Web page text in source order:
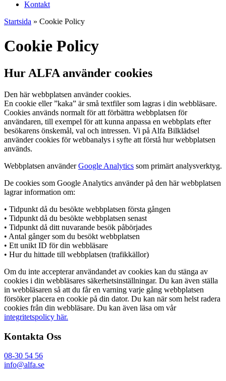
Kontakt
Startsida » Cookie Policy
Cookie Policy
Hur ALFA använder cookies
Den här webbplatsen använder cookies.
En cookie eller ”kaka” är små textfiler som lagras i din webbläsare.
Cookies används normalt för att förbättra webbplatsen för
användaren, till exempel för att kunna anpassa en webbplats efter
besökarens önskemål, val och intressen. Vi på Alfa Bilklädsel
använder cookies för webbanalys i syfte att förstå hur webbplatsen
används.
Webbplatsen använderGoogle Analytics som primärt analysverktyg.
De cookies som Google Analytics använder på den här webbplatsen
lagrar information om:
• Tidpunkt då du besökte webbplatsen första gången
• Tidpunkt då du besökte webbplatsen senast
• Tidpunkt då ditt nuvarande besök påbörjades
• Antal gånger som du besökt webbplatsen
• Ett unikt ID för din webbläsare
• Hur du hittade till webbplatsen (trafikkällor)
Om du inte accepterar användandet av cookies kan du stänga av
cookies i din webbläsares säkerhetsinställningar. Du kan även ställa
in webbläsaren så att du får en varning varje gång webbplatsen
försöker placera en cookie på din dator. Du kan när som helst radera
cookies från din webbläsare. Du kan även läsa om vår
integritetspolicy här.
Kontakta Oss
08-30 54 56
info@alfa.se